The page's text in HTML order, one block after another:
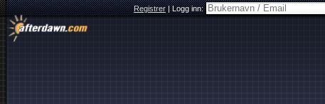
Registrer|Logg inn: